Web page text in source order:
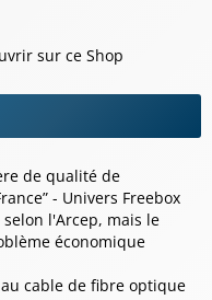
sur ce Shop
de qualité de
- Univers Freebox
l'Arcep, mais le
économique
cable de fibre optique